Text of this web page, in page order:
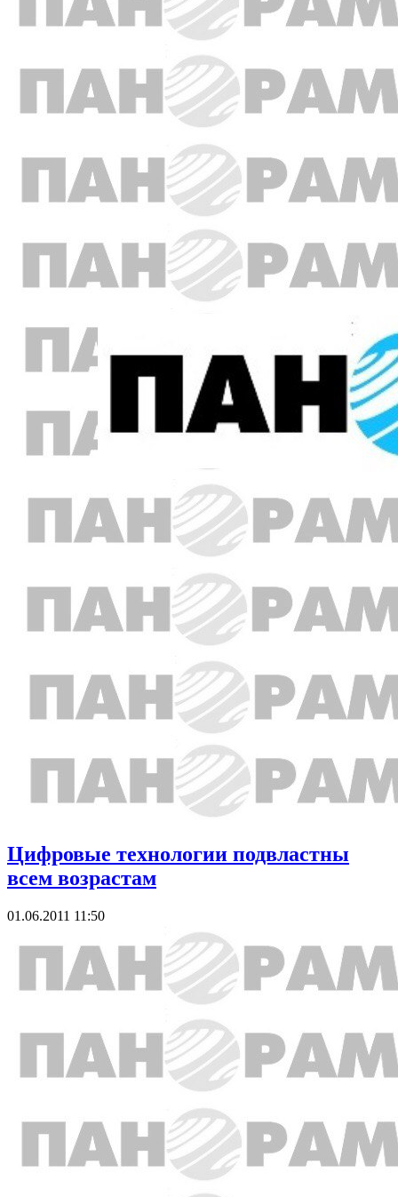
Цифровые технологии подвластны
всем возрастам
01.06.2011 11:50